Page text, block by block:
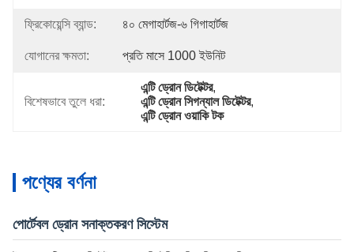
ফ্রিকোয়েন্সি ব্যান্ড: ৪০ মেগাহার্টজ-৬ গিগাহার্টজ
যোগানের ক্ষমতা: প্রতি মাসে 1000 ইউনিট
বিশেষভাবে তুলে ধরা:
এন্টি ড্রোন ডিটেক্টর,
এন্টি ড্রোন সিগন্যাল ডিটেক্টর,
এন্টি ড্রোন ওয়াকি টক
পণ্যের বর্ণনা
পোর্টেবল ড্রোন সনাক্তকরণ সিস্টেম